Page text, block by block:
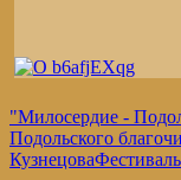
"Милосердие -
Подольского
Кузнецова